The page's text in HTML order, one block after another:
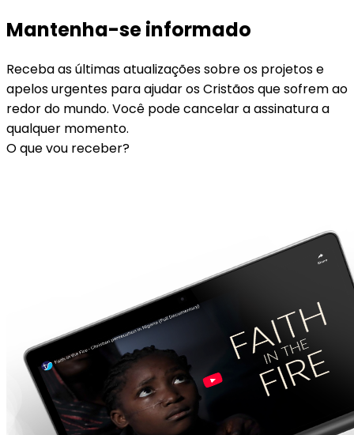
Mantenha-se informado
Receba as últimas atualizações sobre os projetos e
apelos urgentes para ajudar os Cristãos que sofrem ao
redor do mundo. Você pode cancelar a assinatura a
qualquer momento.
O que vou receber?